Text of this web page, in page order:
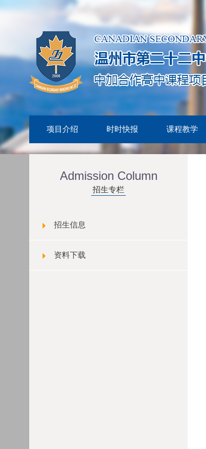
项目介绍 时时快报 课程教学
Admission Column
招生专栏
招生信息
资料下载